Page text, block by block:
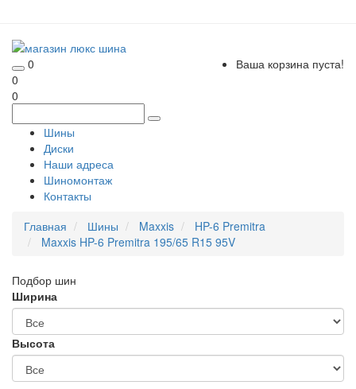
0
Ваша корзина пуста!
0
0
Шины
Диски
Наши адреса
Шиномонтаж
Контакты
Главная
Шины Maxxis
HP-6 Premitra
Maxxis HP-6 Premitra 195/65 R15 95V
Подбор шин
Ширина
Высота